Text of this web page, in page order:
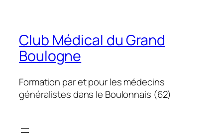
Club Médical du Grand
Boulogne
Formation par et pour les médecins
généralistes dans le Boulonnais (62)